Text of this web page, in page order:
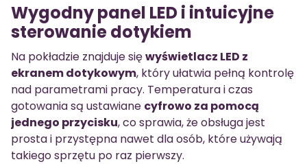
Wygodny panel LED i intuicyjne
sterowanie dotykiem
Na pokładzie znajduje sięwyświetlacz LED z
ekranem dotykowym, który ułatwia pełną kontrolę
nad parametrami pracy. Temperatura i czas
gotowania są ustawiane cyfrowo za pomocą
jednego przycisku, co sprawia, że obsługa jest
prosta i przystępna nawet dla osób, które używają
takiego sprzętu po raz pierwszy.